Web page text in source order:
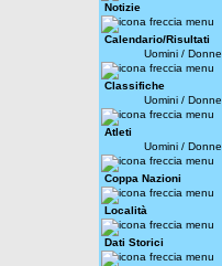
Notizie
Calendario/Risultati
Uomini / Donne
Classifiche
Uomini / Donne
Atleti
Uomini / Donne
Coppa Nazioni
Località
Dati Storici